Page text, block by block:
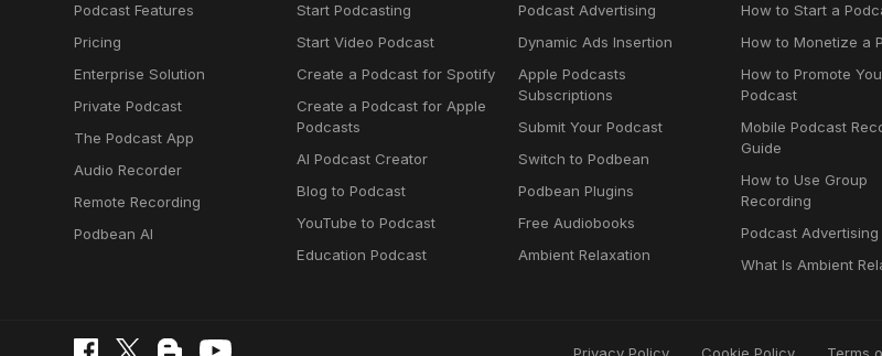
Podcast Features
Pricing
Enterprise Solution
Private Podcast
The Podcast App
Audio Recorder
Remote Recording
Podbean AI
Start Podcasting
Start Video Podcast
Create a Podcast for Spotify
Create a Podcast for Apple
Podcasts
AI Podcast Creator
Blog to Podcast
YouTube to Podcast
Education Podcast
Podcast Advertising
Dynamic Ads Insertion
Apple Podcasts
Subscriptions
Submit Your Podcast
Switch to Podbean
Podbean Plugins
Free Audiobooks
Ambient Relaxation
How to Start a
How to Monetize a
How to Promote
Podcast
Mobile Podcast
Guide
How to Use Group
Recording
Podcast Advertising
What Is Ambient
Privacy Policy Cookie Policy Terms